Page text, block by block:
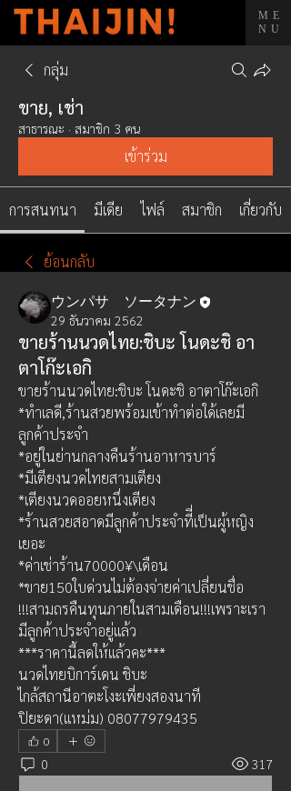
ME
NU
กลุ่ม
ขาย, เช่า
สาธารณะ · สมาชิก 3 คน
เข้าร่วม
การสนทนา มีเดีย ไฟล์ สมาชิก เกี่ยวกับ
ย้อนกลับ
ウンパサ ソータナン
29 ธันวาคม 2562
ขายร้านนวดไทย:ชิบะ โนดะชิ อา
ตาโก๊ะเอกิ
ขายร้านนวดไทย:ชิบะ โนดะชิ อาตาโก๊ะเอกิ
*ทำเลดี,ร้านสวยพร้อมเข้าทำต่อใด้เลยมี
ลูกค้าประจำ
*อยู่ในย่านกลางคืนร้านอาหารบาร์
*มีเตียงนวดไทยสามเตียง
*เตียงนวดออยหนึ่งเตียง
*ร้านสวยสอาดมีลูกค้าประจำทีี่เป็นผู้หญิง
เยอะ
*ค่าเช่าร้าน70000¥\เดือน
*ขาย150ใบด่วนไม่ต้องจ่ายค่าเปลี่ยนชื่อ
!!!สามถรคืนทุนภายในสามเดือน!!!เพราะเรา
มีลูกค้าประจำอยู่แล้ว
***ราคานี้ลดให้แล้วคะ***
นวดไทยบิการ์เดน ชิบะ
ไกล้สถานีอาตะโงะเพี่ยงสองนาที
ปิยะดา(แหม่ม) 08077979435
0
0 317